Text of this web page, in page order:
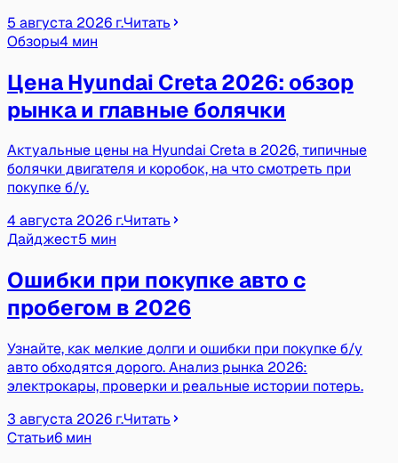
5 августа 2026 г.Читать
Обзоры4 мин
Цена Hyundai Creta 2026: обзор
рынка и главные болячки
Актуальные цены на Hyundai Creta в 2026, типичные
болячки двигателя и коробок, на что смотреть при
покупке б/у.
4 августа 2026 г.Читать
Дайджест5 мин
Ошибки при покупке авто с
пробегом в 2026
Узнайте, как мелкие долги и ошибки при покупке б/у
авто обходятся дорого. Анализ рынка 2026:
электрокары, проверки и реальные истории потерь.
3 августа 2026 г.Читать
Статьи6 мин